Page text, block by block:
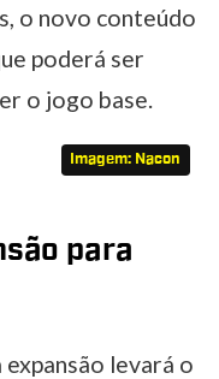
o novo conteúdo
poderá ser
o jogo base.
Imagem: Nacon
para
levará o